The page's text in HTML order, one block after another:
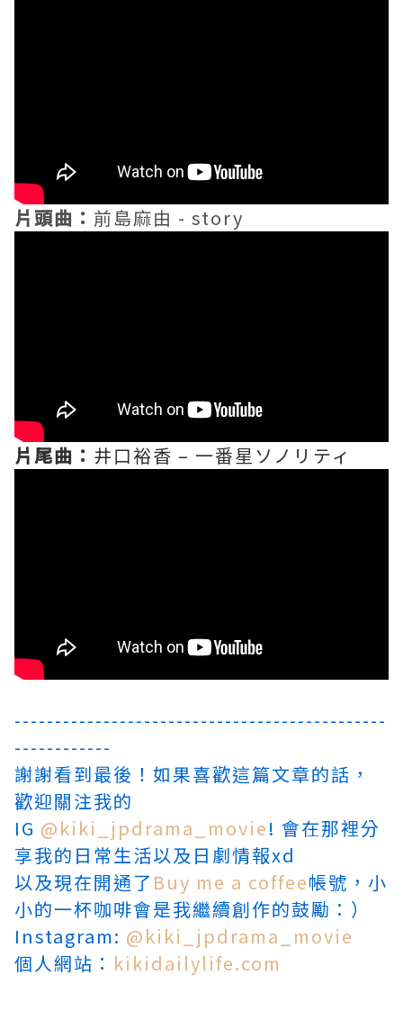
片頭曲： 前島麻由 - story
片尾曲： 井口裕香 – 一番星ソノリティ
----------------------------------------------
------------
謝謝看到最後！如果喜歡這篇文章的話，
歡迎關注我的
IG @kiki_jpdrama_movie! 會在那裡分
享我的日常生活以及日劇情報xd​
以及現在開通了 Buy me a coffee帳號，小
小的一杯咖啡會是我繼續創作的鼓勵：）
Instagram: @kiki_jpdrama_movie
個人網站： kikidailylife.com